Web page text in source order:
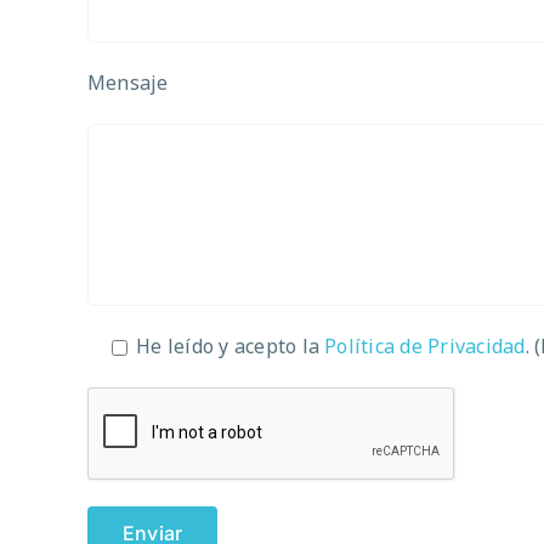
Mensaje
He leído y acepto la Política de Privacidad.